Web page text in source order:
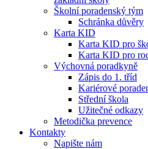
Školní poradenský tým
Schránka důvěry
Karta KID
Karta KID pro
Karta KID pro
Výchovná poradkyně
Zápis do 1. tříd
Kariérové
Střední škola
Užitečné odkazy
Metodička prevence
Kontakty
Napište nám